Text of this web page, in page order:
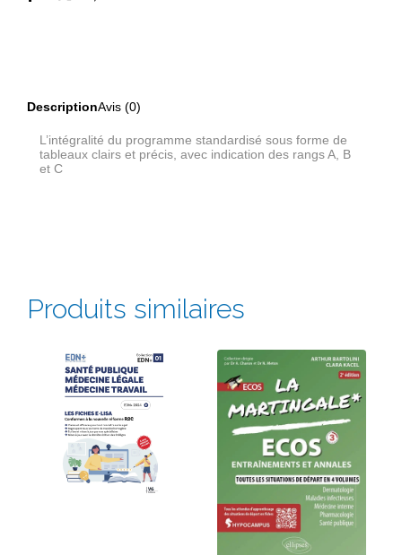
DescriptionAvis (0)
L’intégralité du programme standardisé sous forme de
tableaux clairs et précis, avec indication des rangs A, B
et C
Produits similaires